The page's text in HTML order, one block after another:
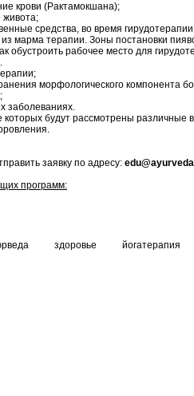
крови (Рактамокшана);
средства, во время
из марма терапии. Зоны постановки
обустроить рабочее место для
морфологического компонента
заболеваниях.
будут рассмотрены различные
заявку по адресу:
программ:
здоровье йогатерапия